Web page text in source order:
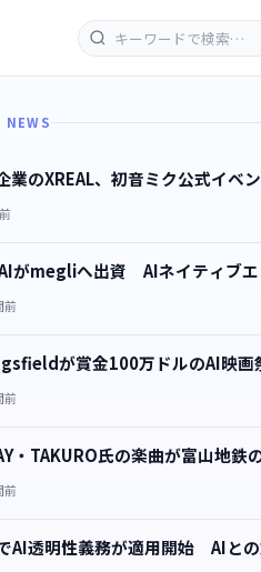
NEWS
業のXREAL、初音ミク公式イ
がmegliへ出資 AIネイティブエ
前
が賞金100万ドルのAI映
前
・TAKURO氏の楽曲が富山地
前
AI透明性義務が適用開始 AIと